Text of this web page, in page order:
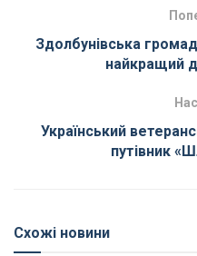
Здолбунівська
найкращий
Український
путівник
Схожі новини